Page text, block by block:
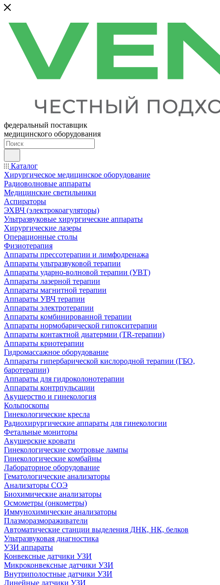
федеральный поставщик
медицинского оборудования
Каталог
Хирургическое медицинское оборудование
Радиоволновые аппараты
Медицинские светильники
Аспираторы
ЭХВЧ (электрокоагуляторы)
Ультразвуковые хирургические аппараты
Хирургические лазеры
Операционные столы
Физиотерапия
Аппараты прессотерапии и лимфодренажа
Аппараты ультразвуковой терапии
Аппараты ударно-волновой терапии (УВТ)
Аппараты лазерной терапии
Аппараты магнитной терапии
Аппараты УВЧ терапии
Аппараты электротерапии
Аппараты комбинированной терапии
Аппараты нормобарической гипокситерапии
Аппараты контактной диатермии (TR-терапии)
Аппараты криотерапии
Гидромассажное оборудование
Аппараты гипербарической кислородной терапии (ГБО,
баротерапии)
Аппараты для гидроколонотерапии
Аппараты контрпульсации
Акушерство и гинекология
Кольпоскопы
Гинекологические кресла
Радиохирургические аппараты для гинекологии
Фетальные мониторы
Акушерские кровати
Гинекологические смотровые лампы
Гинекологические комбайны
Лабораторное оборудование
Гематологические анализаторы
Анализаторы СОЭ
Биохимические анализаторы
Осмометры (онкометры)
Иммунохимические анализаторы
Плазморазмораживатели
Автоматические станции выделения ДНК, НК, белков
Ультразвуковая диагностика
УЗИ аппараты
Конвексные датчики УЗИ
Микроконвексные датчики УЗИ
Внутриполостные датчики УЗИ
Линейные датчики УЗИ